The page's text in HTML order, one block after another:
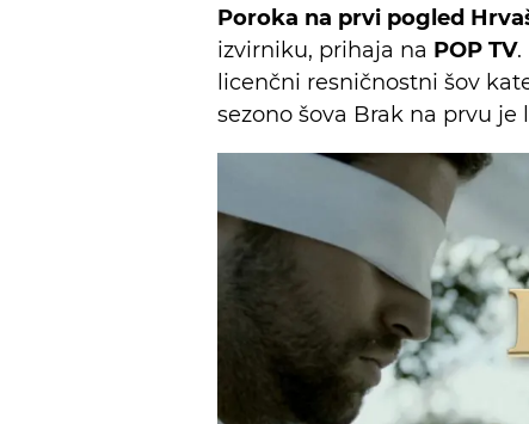
Poroka na prvi pogled
izvirniku, prihaja na POP TV.
licenčni resničnostni šov
sezono šova Brak na prvu je